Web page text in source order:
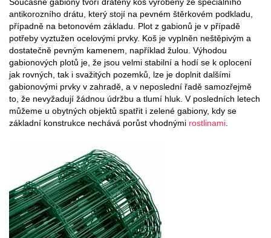
Současné gabiony tvoří drátěný koš vyrobený ze speciálního
antikorozního drátu, který stojí na pevném štěrkovém podkladu,
případně na betonovém základu. Plot z gabionů je v případě
potřeby vyztužen ocelovými prvky. Koš je vyplněn neštěpivým a
dostatečně pevným kamenem, například žulou. Výhodou
gabionových plotů je, že jsou velmi stabilní a hodí se k oplocení
jak rovných, tak i svažitých pozemků, lze je doplnit dalšími
gabionovými prvky v zahradě, a v neposlední řadě samozřejmě
to, že nevyžadují žádnou údržbu a tlumí hluk. V posledních letech
můžeme u obytných objektů spatřit i zelené gabiony, kdy se
základní konstrukce nechává porůst vhodnými rostlinami.